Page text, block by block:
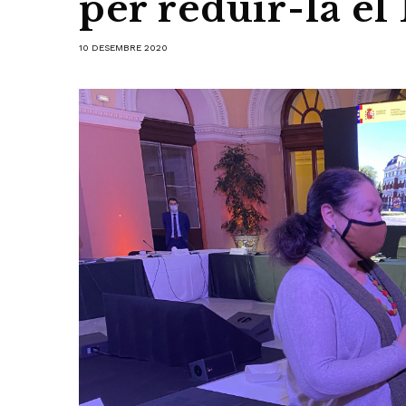
per reduir-la el
10 DESEMBRE 2020